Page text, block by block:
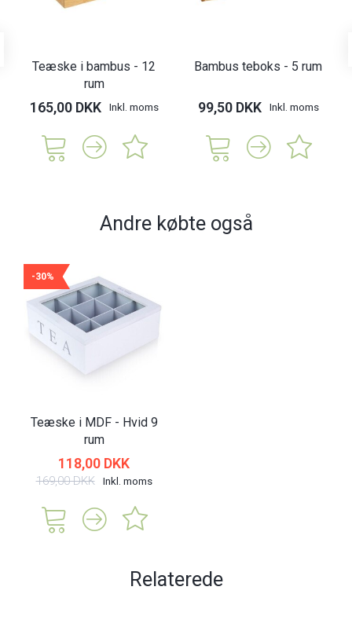
Teæske i bambus - 12
rum
165,00 DKK Inkl. moms
Bambus teboks - 5 rum
99,50 DKK Inkl. moms
Andre købte også
-30%
Teæske i MDF - Hvid 9
rum
118,00 DKK
169,00 DKK Inkl. moms
Relaterede